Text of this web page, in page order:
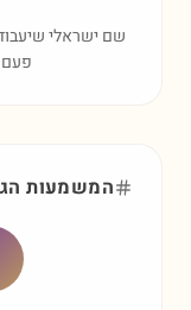
שם ישראלי
המשמעות